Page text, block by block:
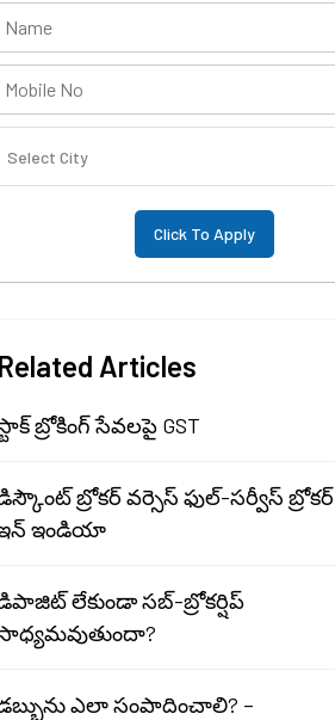
Select City
Related Articles
బ్రోకింగ్ సేవలపై GST
బ్రోకర్ వర్సెస్ ఫుల్-సర్వీస్ బ్రోకర్
ఇండియా
లేకుండా సబ్-బ్రోకర్షిప్
ఎలా సంపాదించాలి? –